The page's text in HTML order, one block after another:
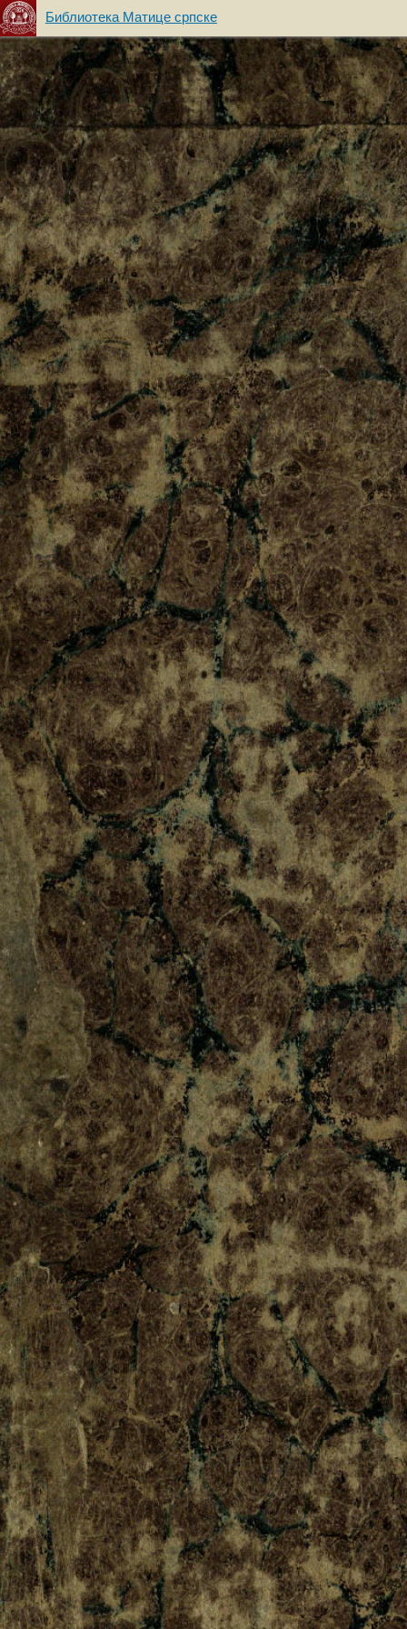
Библиотека Матице српске